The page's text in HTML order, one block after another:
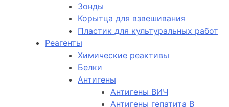
Зонды
Корытца для взвешивания
Пластик для культуральных работ
Реагенты
Химические реактивы
Белки
Антигены
Антигены ВИЧ
Антигены гепатита B